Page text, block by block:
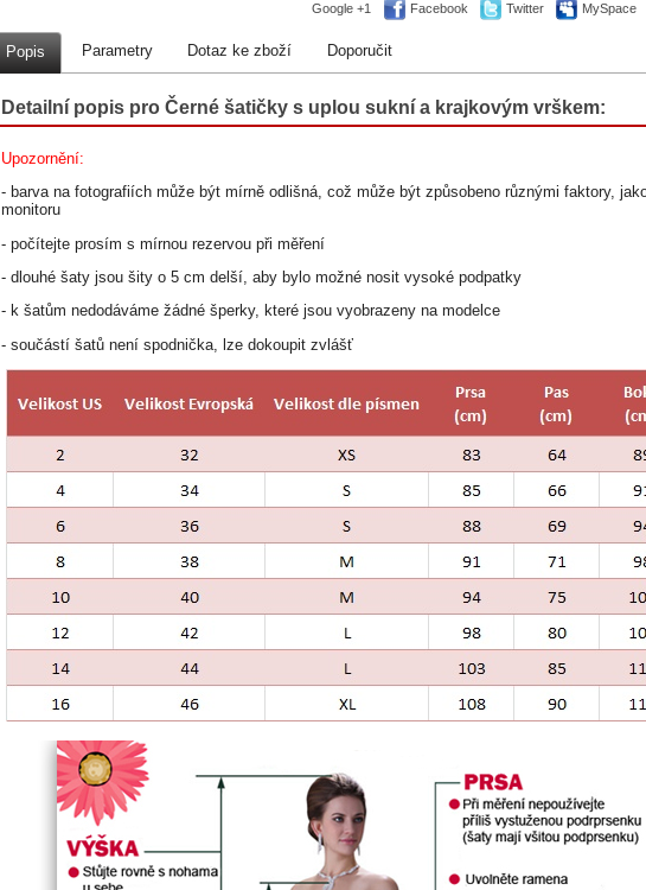
Google +1 Facebook Twitter MySpace
Popis Parametry Dotaz ke zboží Doporučit
Detailní popis pro Černé šatičky s uplou sukní a krajkovým vrškem:
Upozornění:
- barva na fotografiích může být mírně odlišná, což může být způsobeno různými faktory,
monitoru
- počítejte prosím s mírnou rezervou při měření
- dlouhé šaty jsou šity o 5 cm delší, aby bylo možné nosit vysoké podpatky
- k šatům nedodáváme žádné šperky, které jsou vyobrazeny na modelce
- součástí šatů není spodnička, lze dokoupit zvlášť